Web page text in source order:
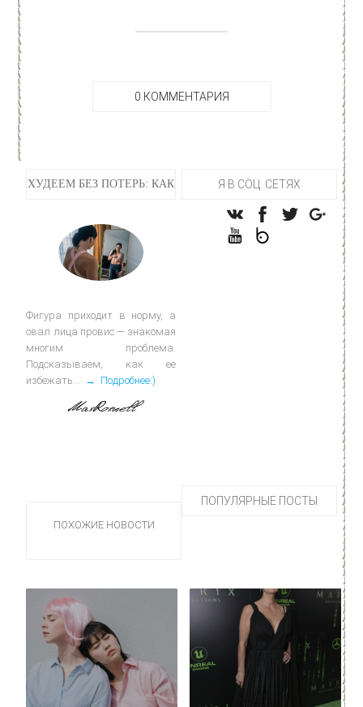
0 КОММЕНТАРИЯ
ХУДЕЕМ БЕЗ ПОТЕРЬ: КАК
Фигура приходит в норму, а
овал лица провис — знакомая
многим проблема.
Подсказываем, как ее
избежать...
→ Подробнее:)
Я В СОЦ. СЕТЯХ
ПОХОЖИЕ НОВОСТИ
ПОПУЛЯРНЫЕ ПОСТЫ